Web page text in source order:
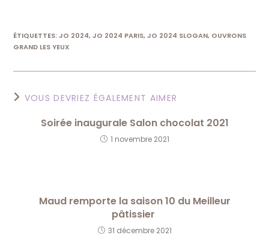
ÉTIQUETTES:JO 2024, JO 2024 PARIS, JO 2024 SLOGAN, OUVRONS
GRAND LES YEUX
VOUS DEVRIEZ ÉGALEMENT AIMER
Soirée inaugurale Salon chocolat 2021
1 novembre 2021
Maud remporte la saison 10 du Meilleur
pâtissier
31 décembre 2021